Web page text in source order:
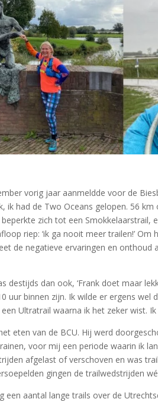
vorig jaar aanmeldde voor de
ik had de Two Oceans gelopen. 56
zich tot een Smokkelaarstrail,
riep: ‘ik ga nooit meer trailen!’
de negatieve ervaringen en
destijds dan ook, ‘Frank doet maar
uur binnen zijn. Ik wilde er ergens
Ultratrail waarna ik het zeker wist.
eten van de BCU. Hij werd
voor mij een periode waarin ik
afgelast of verschoven en was
gingen de trailwedstrijden
een aantal lange trails over de